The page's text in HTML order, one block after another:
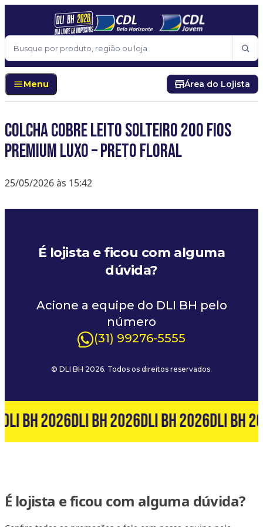
Pular para o conteúdo
Buscar
Menu Área do Lojista
Colcha Cobre Leito Solteiro 200 Fios
Premium Luxo – Preto Floral
25/05/2026 às 15:42
É lojista e ficou com alguma
dúvida?
Acione a equipe do DLI BH pelo
número
(31) 99276-5555
© DLI BH 2026. Todos os direitos reservados.
DLI BH 2026DLI BH 2026DLI BH 2026DLI BH
É lojista e ficou com alguma dúvida?